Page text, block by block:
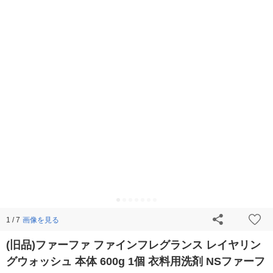
1 / 7 画像を見る
(旧品)ファーファ ファインフレグランス レイヤリン
グウォッシュ 本体 600g 1個 衣料用洗剤 NSファーフ